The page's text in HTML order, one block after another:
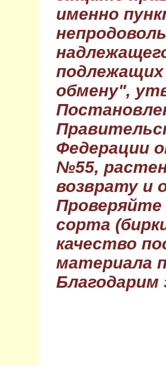
именно
обмену",
Федерации
№55,
возврату и
Проверяйте
сорта
качество
материала
Благодарим